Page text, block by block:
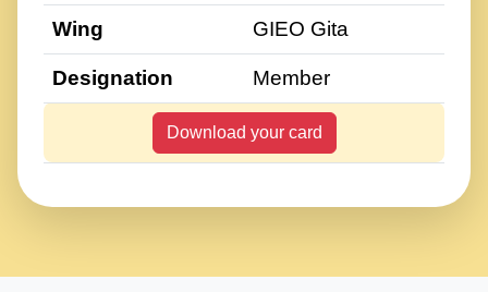
Wing GIEO Gita
Designation Member
Download your card